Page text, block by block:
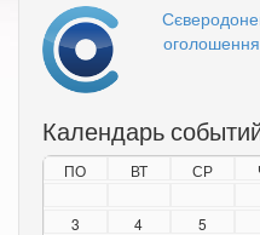
Календарь
ПО ВТ СР
3
4 5